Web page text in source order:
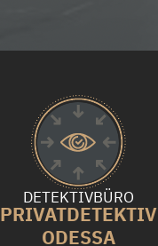
DETEKTIVBÜRO
PRIVATDETEKTIV
ODESSA